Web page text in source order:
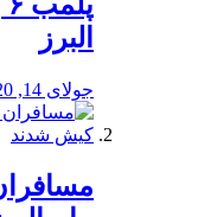
البرز
جولای 14, 2020